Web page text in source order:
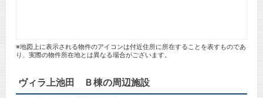
※地図上に表示される物件のアイコンは付近住所に所在することを表すものであ
り、実際の物件所在地とは異なる場合がございます。
ヴィラ上池田 Ｂ棟の周辺施設